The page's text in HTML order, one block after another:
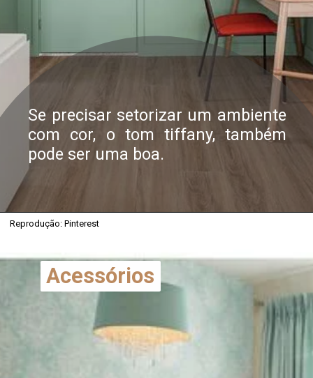
Se precisar setorizar um ambiente
com cor, o tom tiffany, também
pode ser uma boa.
Acessórios
Acessórios
Reprodução: Pinterest